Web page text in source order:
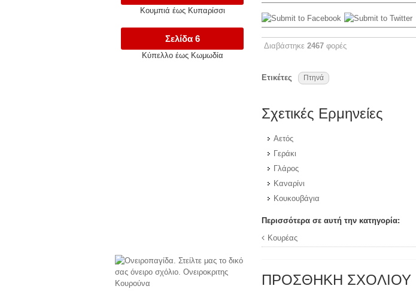
Διαβάστηκε 2467 φορές
Ετικέτες Πτηνά
Σχετικές Ερμηνείες
Αετός
Γεράκι
Γλάρος
Καναρίνι
Κουκουβάγια
Περισσότερα σε αυτή την κατηγορία:
Κουρέας
ΠΡΟΣΘΉΚΗ ΣΧΟΛΊΟΥ
Κουμπιά έως Κυπαρίσσι
Σελίδα 6
Κύπελλο έως Κωμωδία